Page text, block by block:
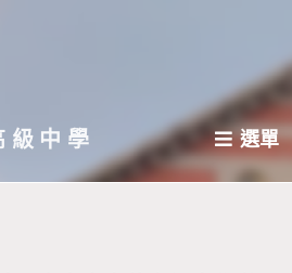
級中學 選單